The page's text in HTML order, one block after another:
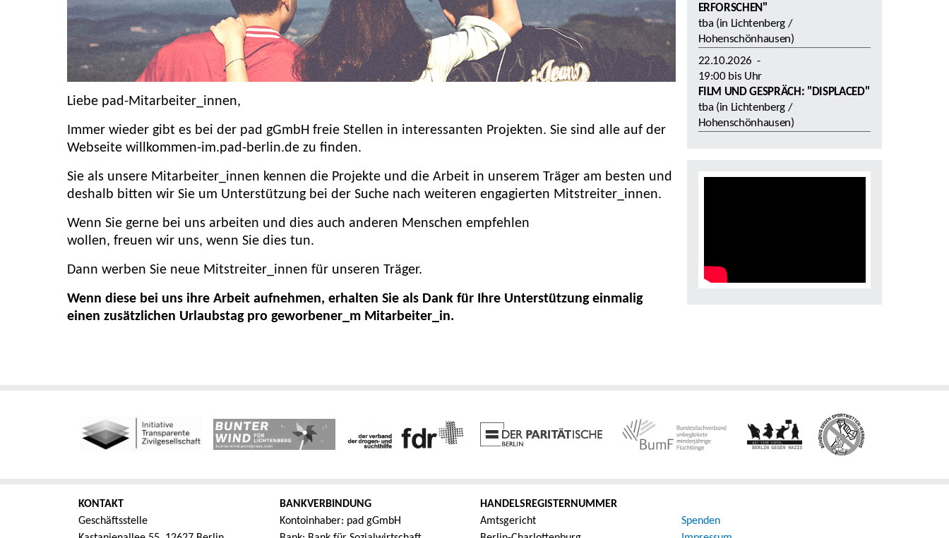
Liebe pad-Mitarbeiter_innen,
Immer wieder gibt es bei der pad gGmbH freie Stellen in interessanten Projekten. Sie sind alle auf der
Webseite willkommen-im.pad-berlin.de zu finden.
Sie als unsere Mitarbeiter_innen kennen die Projekte und die Arbeit in unserem Träger am besten und
deshalb bitten wir Sie um Unterstützung bei der Suche nach weiteren engagierten Mitstreiter_innen.
Wenn Sie gerne bei uns arbeiten und dies auch anderen Menschen empfehlen
wollen, freuen wir uns, wenn Sie dies tun.
Dann werben Sie neue Mitstreiter_innen für unseren Träger.
Wenn diese bei uns ihre Arbeit aufnehmen, erhalten Sie als Dank für Ihre Unterstützung einmalig
einen zusätzlichen Urlaubstag pro geworbener_m Mitarbeiter_in.
ERFORSCHEN"
tba (in Lichtenberg /
Hohenschönhausen)
22.10.2026 -
19:00bis Uhr
FILM UND GESPRÄCH: "DISPLACED"
tba (in Lichtenberg /
Hohenschönhausen)
KONTAKT
Geschäftsstelle
BANKVERBINDUNG
Kontoinhaber: pad gGmbH
HANDELSREGISTERNUMMER
Amtsgericht
Spenden